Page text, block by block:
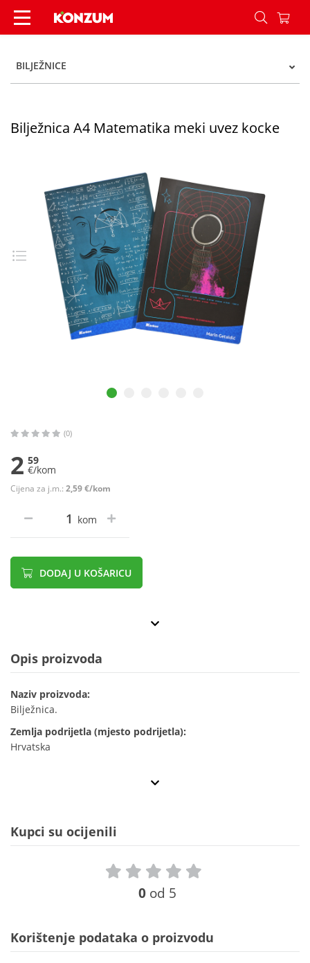
Bilježnica A4 Matematika meki uvez kocke -
BILJEŽNICE
Bilježnica A4 Matematika meki uvez kocke
(0)
2 59
€/kom
Cijena za j.m.: 2,59 €/kom
kom
DODAJ U KOŠARICU
Opis proizvoda
Naziv proizvoda:
Bilježnica.
Zemlja podrijetla (mjesto podrijetla):
Hrvatska
Kupci su ocijenili
0 od 5
Korištenje podataka o proizvodu